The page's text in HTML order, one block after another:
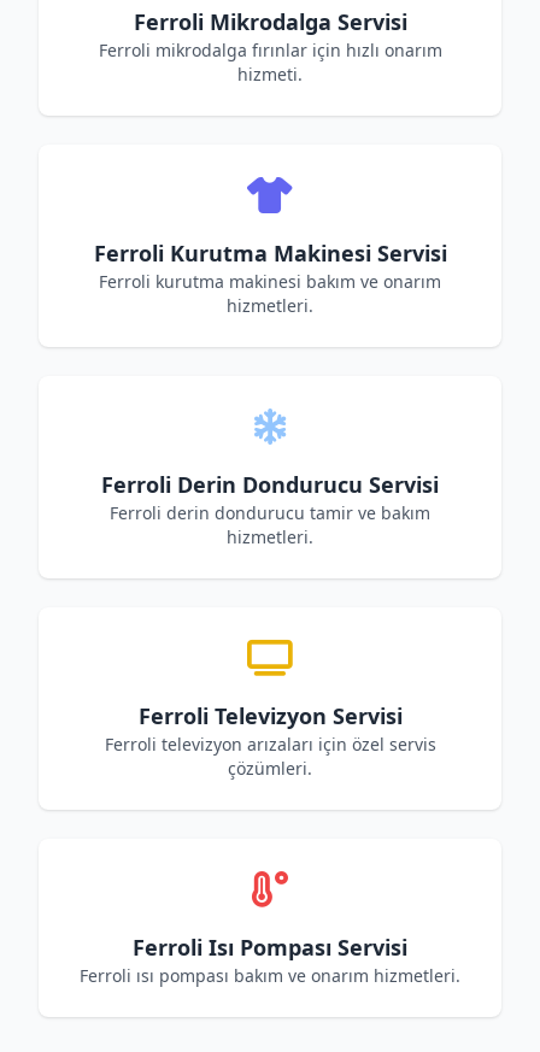
Ferroli Mikrodalga Servisi
Ferroli mikrodalga fırınlar için hızlı onarım
hizmeti.
Ferroli Kurutma Makinesi Servisi
Ferroli kurutma makinesi bakım ve onarım
hizmetleri.
Ferroli Derin Dondurucu Servisi
Ferroli derin dondurucu tamir ve bakım
hizmetleri.
Ferroli Televizyon Servisi
Ferroli televizyon arızaları için özel servis
çözümleri.
Ferroli Isı Pompası Servisi
Ferroli ısı pompası bakım ve onarım hizmetleri.